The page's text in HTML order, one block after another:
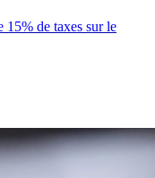
15% de taxes sur le